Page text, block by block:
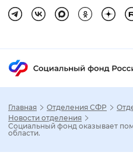
Главная Отделения СФР
Новости отделения
Социальный фонд оказывает
области.